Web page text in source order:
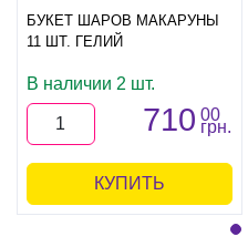
БУКЕТ ШАРОВ МАКАРУНЫ
11 ШТ. ГЕЛИЙ
В наличии 2 шт.
710 00
грн.
КУПИТЬ